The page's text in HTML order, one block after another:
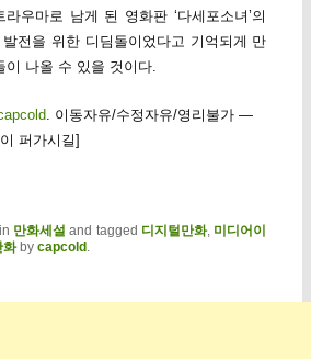
우마로 남게 된 영화판 ‘다세포소녀’의
전을 위한 디딤돌이었다고 기억되게 만
나올 수 있을 것이다.
. 이동자유/수정자유/영리불가 —
퍼가시길]
만화세설 and tagged 디지털만화, 미디어이
화by capcold.